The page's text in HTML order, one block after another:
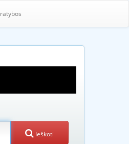
Ieškoti